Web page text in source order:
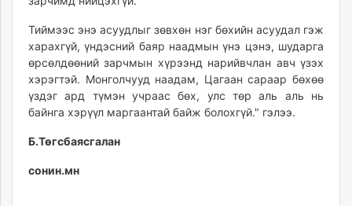
Тиймээс энэ асуудлыг зөвхөн нэг бөхийн асуудал гэж
харахгүй, үндэсний баяр наадмын үнэ цэнэ, шударга
өрсөлдөөний зарчмын хүрээнд нарийвчлан авч үзэх
хэрэгтэй. Монголчууд наадам, Цагаан сараар бөхөө
үздэг ард түмэн учраас бөх, улс төр аль аль нь
байнга хэрүүл маргаантай байж болохгүй." гэлээ.
Б.Төгсбаясгалан
сонин.мн